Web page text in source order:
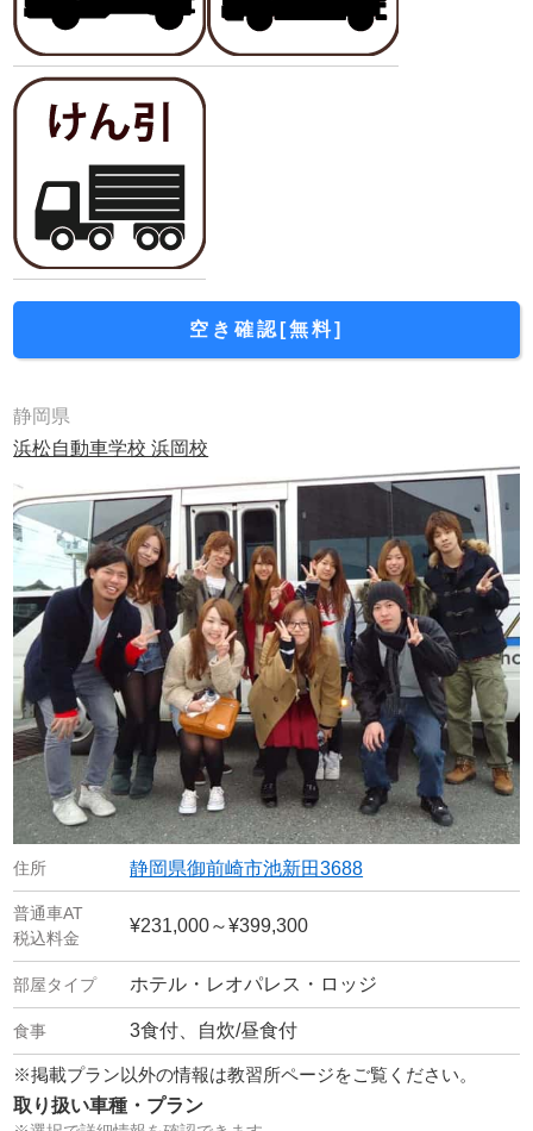
空き確認[無料]
静岡県
浜松自動車学校 浜岡校
静岡県御前崎市池新田3688
¥231,000～¥399,300
ホテル・レオパレス・ロッジ
3食付、自炊/昼食付
※掲載プラン以外の情報は教習所ページをご覧ください。
取り扱い車種・プラン